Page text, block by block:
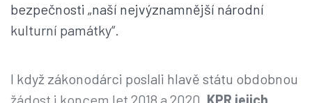
bezpečnosti „naší nejvýznamnější národní
kulturní památky“.
I když zákonodárci poslali hlavě státu obdobnou
žádost i koncem let 2018 a 2020, KPR jejich